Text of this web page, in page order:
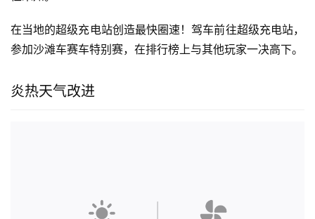
在当地的超级充电站创造最快圈速！驾车前往超级充电站，
参加沙滩车赛车特别赛，在排行榜上与其他玩家一决高下。
炎热天气改进